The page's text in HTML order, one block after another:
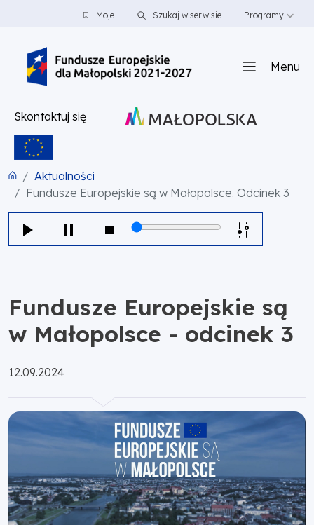
PRZEJDŹ DO TREŚCI
PRZEJDŹ DO MENUMoje Szukaj w serwisie Programy
Menu
Skontaktuj się
Aktualności
Fundusze Europejskie są w Małopolsce. Odcinek 3
Fundusze Europejskie są
w Małopolsce - odcinek 3
Opublikowano:
12.09.2024